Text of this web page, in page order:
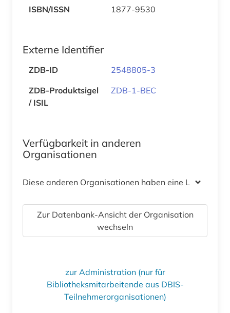
ISBN/ISSN
1877-9530
Externe Identifier
ZDB-ID
2548805-3
ZDB-Produktsigel
/ ISIL
ZDB-1-BEC
Verfügbarkeit in anderen
Organisationen
Diese anderen Organisationen haben eine Lizenz
Zur Datenbank-Ansicht der Organisation
wechseln
zur Administration (nur für
Bibliotheksmitarbeitende aus DBIS-
Teilnehmerorganisationen)